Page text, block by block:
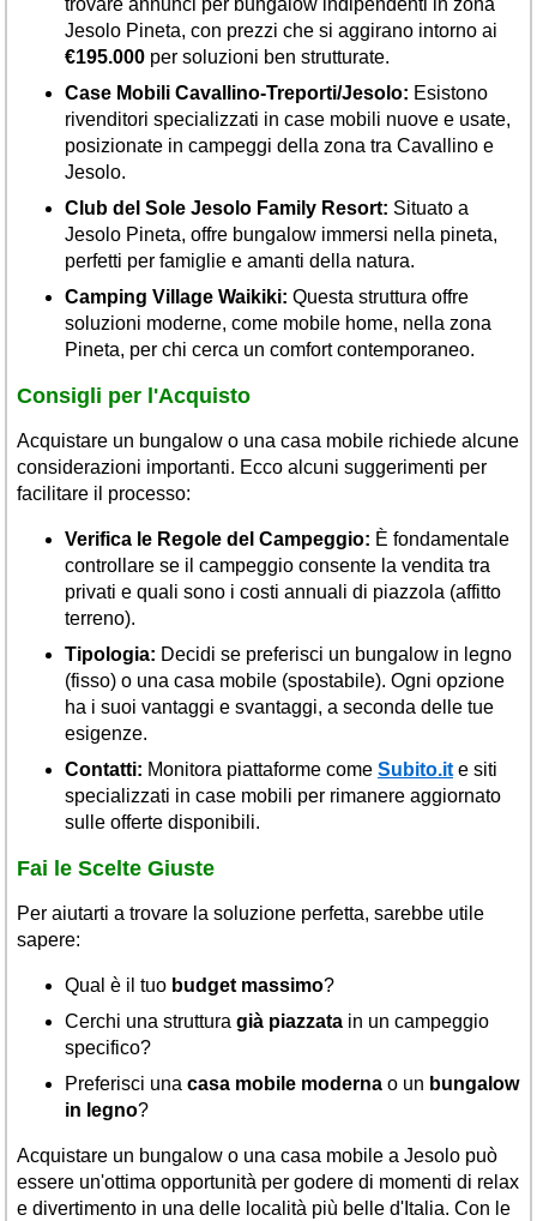
trovare annunci per bungalow indipendenti in zona
Jesolo Pineta, con prezzi che si aggirano intorno ai
€195.000 per soluzioni ben strutturate.
Case Mobili Cavallino-Treporti/Jesolo: Esistono
rivenditori specializzati in case mobili nuove e usate,
posizionate in campeggi della zona tra Cavallino e
Jesolo.
Club del Sole Jesolo Family Resort: Situato a
Jesolo Pineta, offre bungalow immersi nella pineta,
perfetti per famiglie e amanti della natura.
Camping Village Waikiki: Questa struttura offre
soluzioni moderne, come mobile home, nella zona
Pineta, per chi cerca un comfort contemporaneo.
Consigli per l'Acquisto
Acquistare un bungalow o una casa mobile richiede alcune
considerazioni importanti. Ecco alcuni suggerimenti per
facilitare il processo:
Verifica le Regole del Campeggio: È fondamentale
controllare se il campeggio consente la vendita tra
privati e quali sono i costi annuali di piazzola (affitto
terreno).
Tipologia: Decidi se preferisci un bungalow in legno
(fisso) o una casa mobile (spostabile). Ogni opzione
ha i suoi vantaggi e svantaggi, a seconda delle tue
esigenze.
Contatti: Monitora piattaforme come Subito.it e siti
specializzati in case mobili per rimanere aggiornato
sulle offerte disponibili.
Fai le Scelte Giuste
Per aiutarti a trovare la soluzione perfetta, sarebbe utile
sapere:
Qual è il tuo budget massimo?
Cerchi una struttura già piazzata in un campeggio
specifico?
Preferisci una casa mobile moderna o un bungalow
in legno?
Acquistare un bungalow o una casa mobile a Jesolo può
essere un'ottima opportunità per godere di momenti di relax
e divertimento in una delle località più belle d'Italia. Con le